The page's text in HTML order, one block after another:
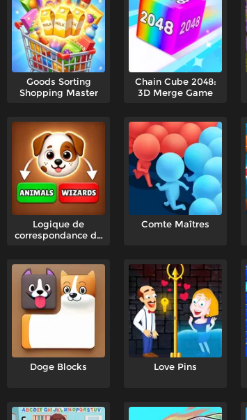
Goods Sorting
Shopping Master
Chain Cube 2048:
3D Merge Game
Logique de
correspondance de
Comte Maîtres
Doge Blocks Love Pins